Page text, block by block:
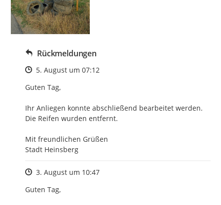
Rückmeldungen
Zeitpunkt des Erstellens
5. August um 07:12
Guten Tag,
Ihr Anliegen konnte abschließend bearbeitet werden.
Die Reifen wurden entfernt.
Mit freundlichen Grüßen
Stadt Heinsberg
Zeitpunkt des Erstellens
3. August um 10:47
Guten Tag,